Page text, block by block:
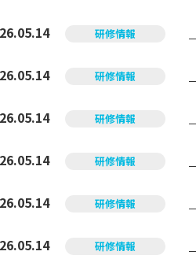
研修情報
研修情報
研修情報
研修情報
研修情報
研修情報